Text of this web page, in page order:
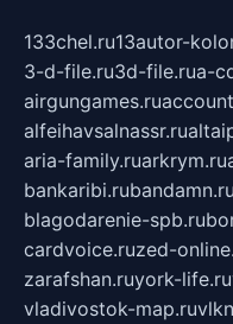
133chel.ru13autor-
3-d-file.ru3d-file.rua-
airgungames.ru
alfeihavsalnassr.ru
aria-family.ruarkrym.ru
bankaribi.rubandamn.ru
blagodarenie-spb.ru
cardvoice.ruzed-
zarafshan.ruyork-life.ru
vladivostok-map.ru